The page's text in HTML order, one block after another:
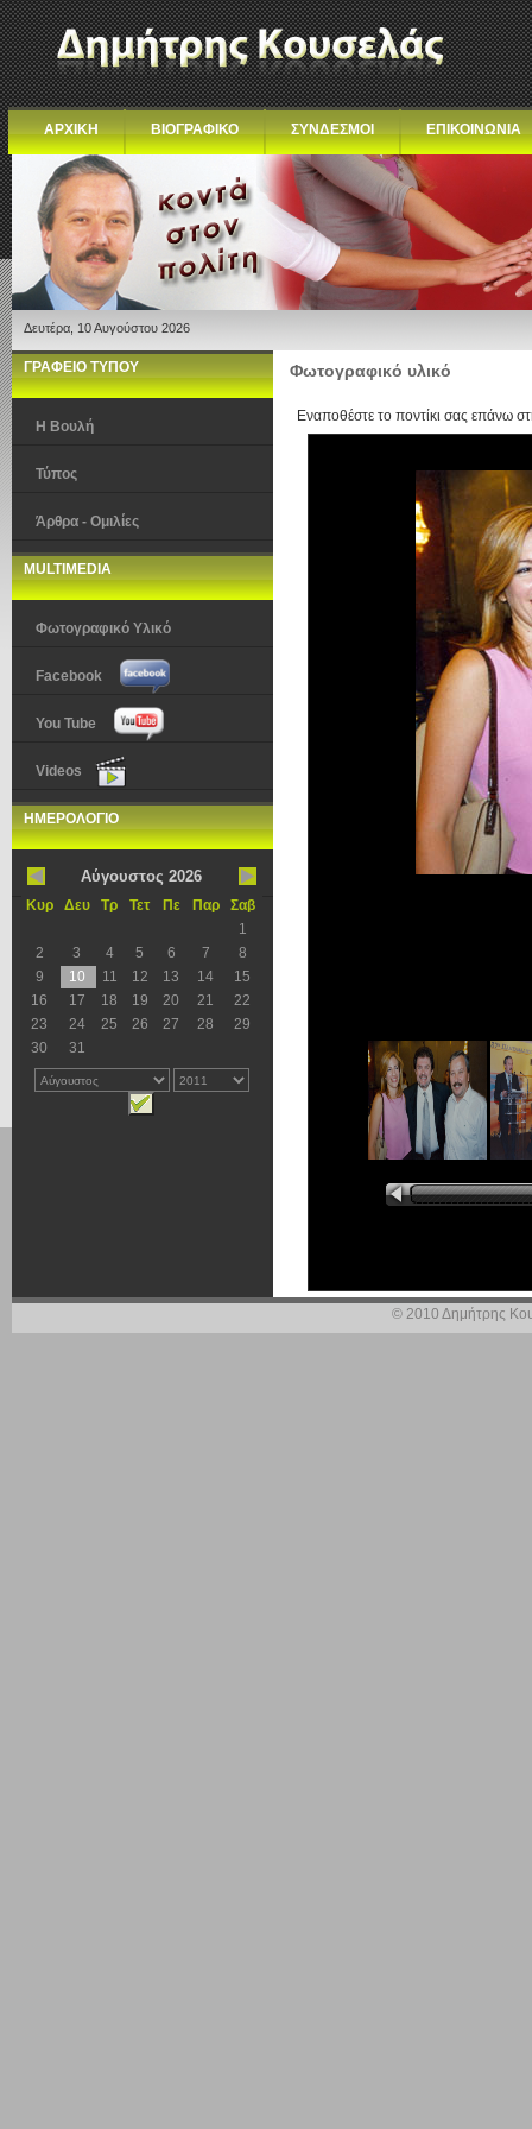
ΑΡΧΙΚΗ ΒΙΟΓΡΑΦΙΚΟ ΣΥΝΔΕΣΜΟΙ ΕΠΙΚΟΙΝΩΝΙΑ
Δευτέρα, 10 Αυγούστου 2026
ΓΡΑΦΕΙΟ ΤΥΠΟΥ
Η Βουλή
Τύπος
Άρθρα - Ομιλίες
MULTIMEDIA
Φωτογραφικό Υλικό
Facebook
You Tube
Videos
ΗΜΕΡΟΛΟΓΙΟ
Αύγουστος 2026
Κυρ Δευ Τρ Τετ Πε Παρ
Σαβ
1
2
3 4 5 6 7
8
9
10 11 12 13 14
15
16
17 18 19 20 21
22
23
24 25 26 27 28
29
30
31
Φωτογραφικό υλικό
Εναποθέστε το ποντίκι σας επάνω
© 2010 Δημήτρης